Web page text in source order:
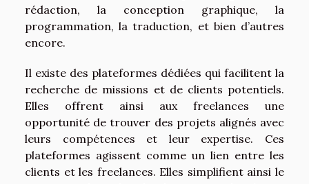
rédaction, la conception graphique, la
programmation, la traduction, et bien d’autres
encore.
Il existe des plateformes dédiées qui facilitent la
recherche de missions et de clients potentiels.
Elles offrent ainsi aux freelances une
opportunité de trouver des projets alignés avec
leurs compétences et leur expertise. Ces
plateformes agissent comme un lien entre les
clients et les freelances. Elles simplifient ainsi le